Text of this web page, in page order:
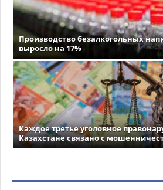
Производство безалкогольных
выросло на 17%
Каждое третье уголовное
Казахстане связано с